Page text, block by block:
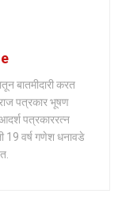
बातमीदारी करत
पत्रकार भूषण
पत्रकाररत्न
19 वर्ष गणेश धनावडे